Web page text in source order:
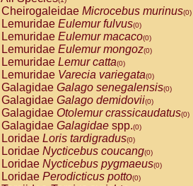
CebidaeCebus spp.(0)
CebidaeSaimiri boliviensis(0)
CebidaeSaimiri sciureus(0)
AtelidaeAlouatta caraya(0)
AtelidaeAlouatta fusca(0)
AtelidaeAlouatta seniculus(0)
AtelidaeAlouattaspp.(0)
AtelidaeAteles belzebuth(0)
AtelidaeAteles geoffroyi(0)
AtelidaeAteles paniscus(0)
AtelidaeAtelesspp.(0)
AtelidaeLagothrix lagothricha(0)
AtelidaeLagothrix lagothricha cana
PitheciidaeCacajao calvus
Cheirogaleidae Microcebus murinus(0)
Lemuridae Eulemur fulvus(0)
Lemuridae Eulemur macaco(0)
Lemuridae Eulemur mongoz(0)
Lemuridae Lemur catta(0)
Lemuridae Varecia variegata(0)
Galagidae Galago senegalensis(0)
Galagidae Galago demidovii(0)
Galagidae Otolemur crassicaudatus(0)
Galagidae Galagidae spp.(0)
Loridae Loris tardigradus(0)
Loridae Nycticebus coucang(0)
Loridae Nycticebus pygmaeus(0)
Loridae Perodicticus potto(0)